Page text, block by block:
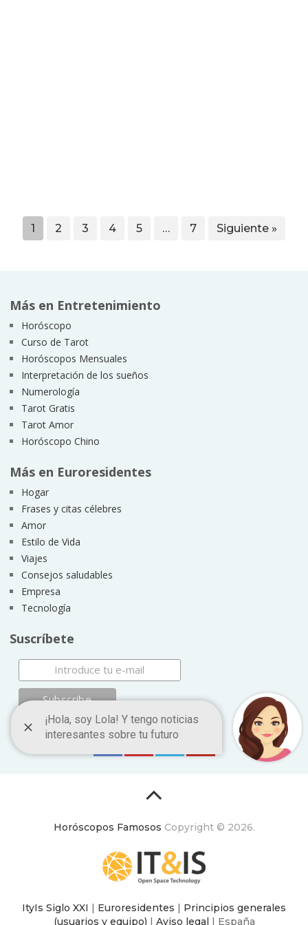
1 2 3 4 5 … 7 Siguiente »
Más en Entretenimiento
Horóscopo
Curso de Tarot
Horóscopos Mensuales
Interpretación de los sueños
Numerología
Tarot Gratis
Tarot Amor
Horóscopo Chino
Más en Euroresidentes
Hogar
Frases y citas célebres
Amor
Estilo de Vida
Viajes
Consejos saludables
Empresa
Tecnología
Suscríbete
Horóscopos Famosos Copyright © 2026.
ItyIs Siglo XXI | Euroresidentes | Principios generales
(usuarios y equipo) | Aviso legal | España